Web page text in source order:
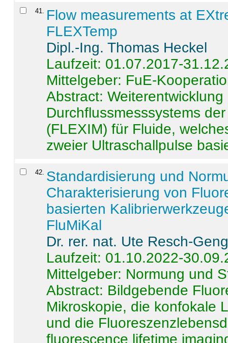
41. Flow measurements at
FLEXTemp
Dipl.-Ing. Thomas Heckel
Laufzeit: 01.07.2017-
Mittelgeber: FuE-
Abstract:
Durchflussmesssystems
(FLEXIM) für Fluide,
zweier Ultraschallpulse
42. Standardisierung und
Charakterisierung von
basierten
FluMiKal
Dr. rer. nat. Ute Resch-
Laufzeit: 01.10.2022-
Mittelgeber: Normung und
Abstract: Bildgebende
Mikroskopie, die konfokale
und die
fluorescence lifetime